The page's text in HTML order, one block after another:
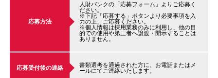
応募方法
人財バンクの「応募フォーム」よりご応募く
ださい。
※下記「応募する」ボタンより必要事項を入
力の上、ご応募ください。
※個人情報は採用業務のみに利用し、他の目
的での使用や第三者へ譲渡・開示することは
ありません。
応募受付後の連絡
書類選考を通過された方に、お電話またはメ
ールにてご連絡いたします。